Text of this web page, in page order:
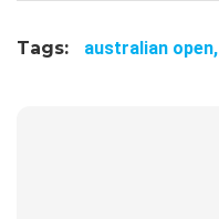
Tags: australian open,